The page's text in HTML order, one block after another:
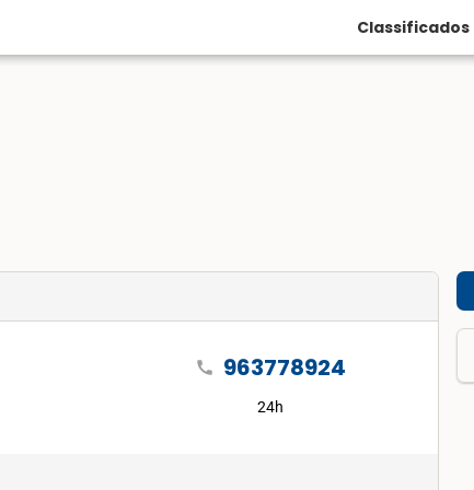
Classificados
call 963778924
24h